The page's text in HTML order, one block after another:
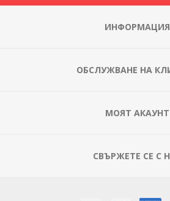
ИНФОРМАЦИЯ
ОБСЛУЖВАНЕ НА
МОЯТ АКАУНТ
СВЪРЖЕТЕ СЕ С